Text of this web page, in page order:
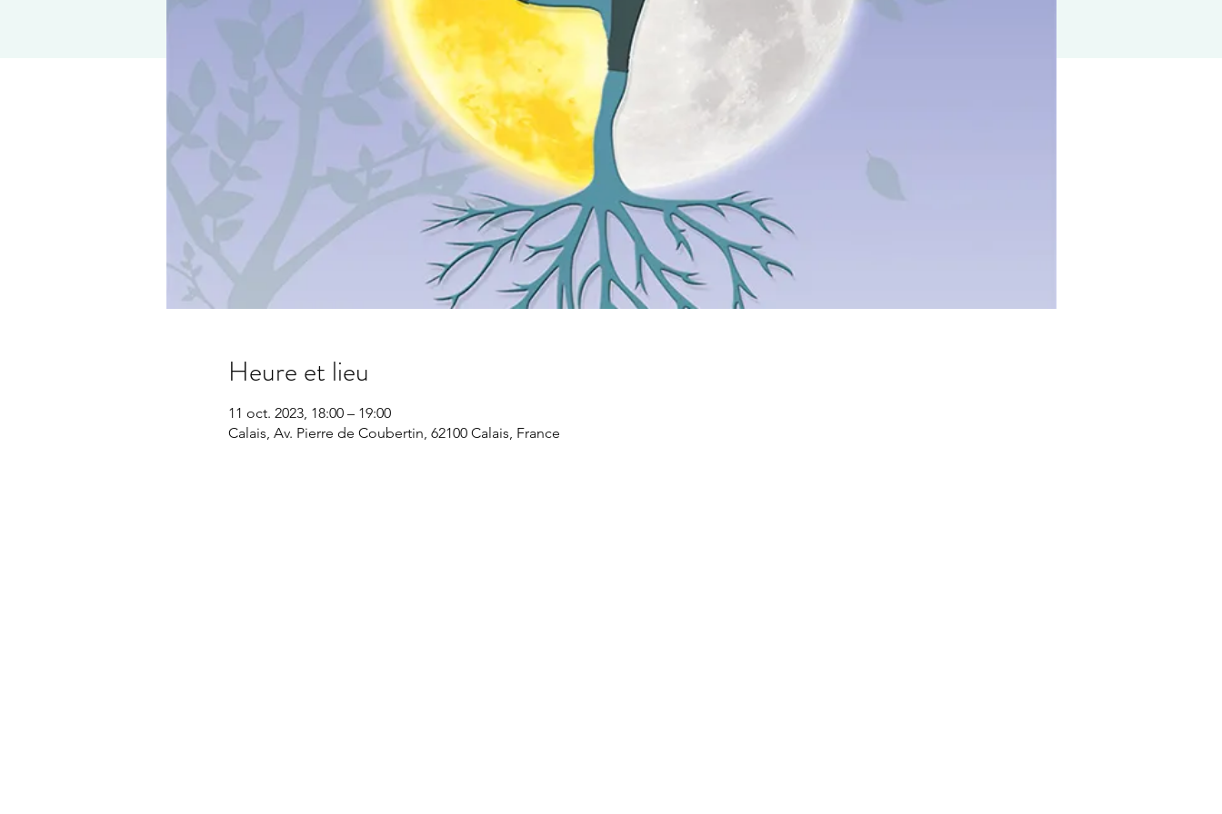
Heure et lieu
11 oct. 2023, 18:00 – 19:00
Calais, Av. Pierre de Coubertin, 62100 Calais, France